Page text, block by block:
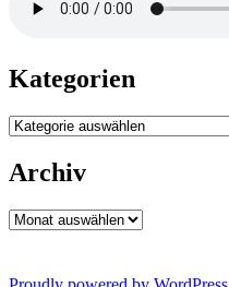
Kategorien
Kategorien
Archiv
Archiv